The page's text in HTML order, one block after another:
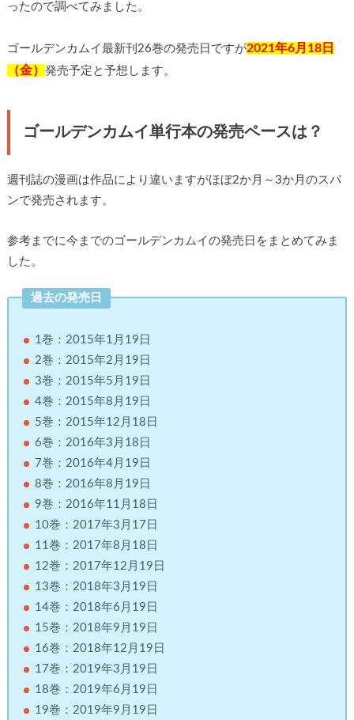
ったので調べてみました。
ゴールデンカムイ最新刊26巻の発売日ですが2021年6月18日
（金） 発売予定と予想します。
ゴールデンカムイ単行本の発売ペースは？
週刊誌の漫画は作品により違いますがほぼ2か月～3か月のスパ
ンで発売されます。
参考までに今までのゴールデンカムイの発売日をまとめてみま
した。
過去の発売日
1巻：2015年1月19日
2巻：2015年2月19日
3巻：2015年5月19日
4巻：2015年8月19日
5巻：2015年12月18日
6巻：2016年3月18日
7巻：2016年4月19日
8巻：2016年8月19日
9巻：2016年11月18日
10巻：2017年3月17日
11巻：2017年8月18日
12巻：2017年12月19日
13巻：2018年3月19日
14巻：2018年6月19日
15巻：2018年9月19日
16巻：2018年12月19日
17巻：2019年3月19日
18巻：2019年6月19日
19巻：2019年9月19日